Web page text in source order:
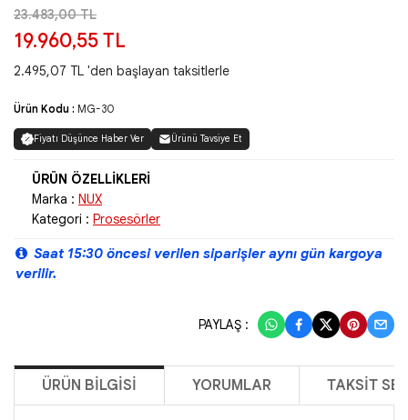
23.483,00 TL
19.960,55 TL
2.495,07 TL 'den başlayan taksitlerle
Ürün Kodu : MG-30
Fiyatı Düşünce Haber Ver Ürünü Tavsiye Et
Marka : NUX
Kategori : Prosesörler
Saat 15:30 öncesi verilen siparişler aynı gün kargoya
verilir.
PAYLAŞ :
ÜRÜN BILGISI YORUMLAR TAKSIT